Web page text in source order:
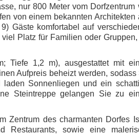
nur 800 Meter vom Dorfzentrum
von einem bekannten Architekten
Gäste komfortabel auf
Platz für Familien oder
Tiefe 1,2 m), ausgestattet mit
Aufpreis beheizt werden, sodass
Sonnenliegen und ein
Steintreppe gelangen Sie zu
Zentrum des charmanten Dorfes
Restaurants, sowie eine